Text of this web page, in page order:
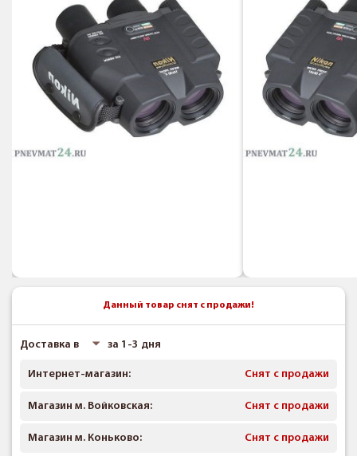
Данный товар снят с продажи!
Доставка в за 1-3 дня
Интернет-магазин: Снят с продажи
Магазин м. Войковская: Снят с продажи
Магазин м. Коньково: Снят с продажи